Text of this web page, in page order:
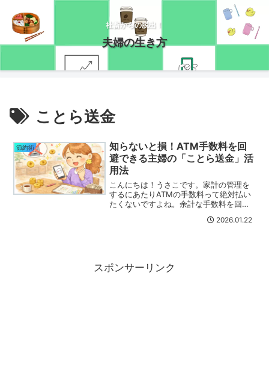
社畜からの脱出！
夫婦の生き方
ことら送金
節約術
知らないと損！ATM手数料を回
避できる主婦の「ことら送金」活
用法
こんにちは！うさこです。家計の管理を
するにあたりATMの手数料って絶対払い
たくないですよね。余計な手数料を回避
いはず。私は手数料を避けるためにすご
2026.01.22
スポンサーリンク